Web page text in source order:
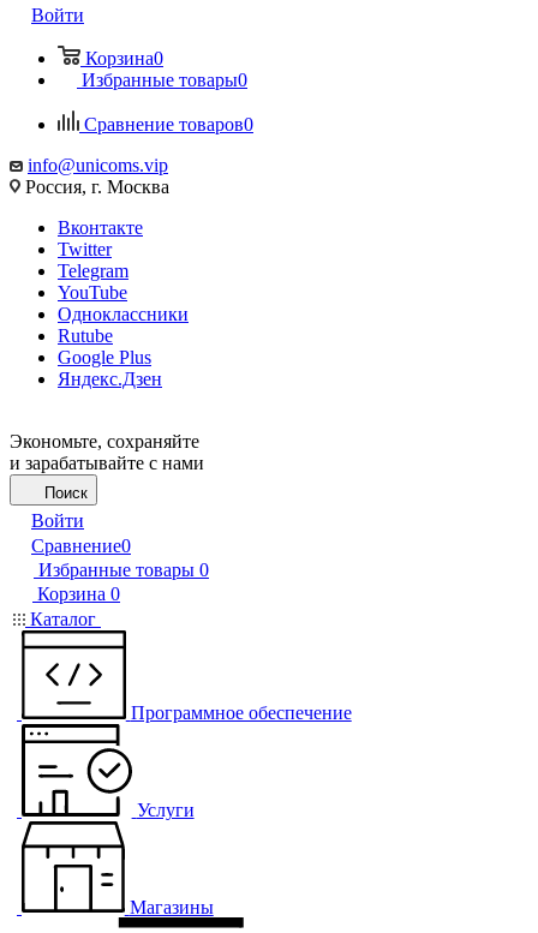
Войти
Корзина0
Избранные товары0
Сравнение товаров0
info@unicoms.vip
Россия, г. Москва
Вконтакте
Twitter
Telegram
YouTube
Одноклассники
Rutube
Google Plus
Яндекс.Дзен
Экономьте, сохраняйте
и зарабатывайте с нами
Поиск
Войти
Сравнение0
Избранные товары 0
Корзина 0
Каталог
Программное обеспечение
Услуги
Магазины